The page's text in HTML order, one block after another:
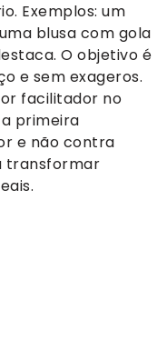
Exemplos: um
blusa com gola
O objetivo é
e sem exageros.
facilitador no
primeira
e não contra
transformar